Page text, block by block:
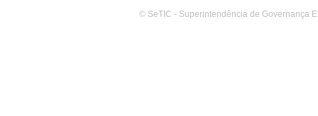
© SeTIC - Superintendência de Governança